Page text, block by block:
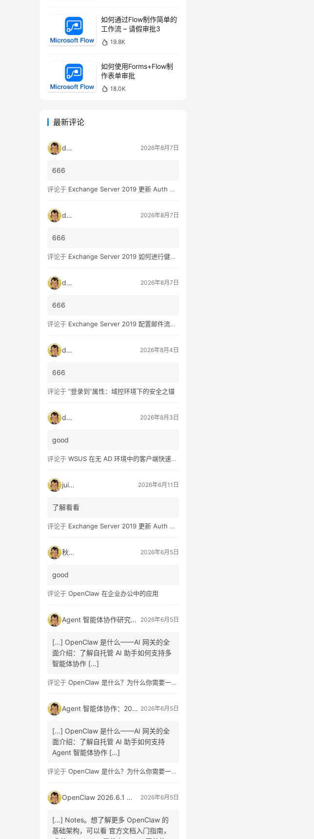
如何通过Flow制作简单的
工作流 – 请假审批3
19.8K
如何使用Forms+Flow制
作表单审批
18.0K
最新评论
dala 2026年8月7日
666
评论于 Exchange Server 2019 更新 Auth Certificate 证书
dala 2026年8月7日
666
评论于 Exchange Server 2019 如何进行健康检查
dala 2026年8月7日
666
评论于 Exchange Server 2019 配置邮件流和客户端访问 – 2
dala 2026年8月4日
666
评论于 “登录到”属性：域控环境下的安全之锚
dala 2026年8月3日
good
评论于 WSUS 在无 AD 环境中的客户端快速配置指南
juice 2026年6月11日
了解看看
评论于 Exchange Server 2019 更新 Auth Certificate 证书
秋日 2026年6月5日
good
评论于 OpenClaw 在企业办公中的应用
Agent 智能体协作研究报告发布：A2A 协议架构设计、信任机制原理、商业链路重构路径与企业组织变革全面解读指南 2026年6月5日
[…] OpenClaw 是什么——AI 网关的全
面介绍：了解自托管 AI 助手如何支持多
智能体协作 […]
评论于 OpenClaw 是什么？为什么你需要一个自托管的 AI 助手？
Agent 智能体协作：2026 最新研究报告发布，A2A 协议、信任机制、商业重构与组织变革全面解读 2026年6月5日
[…] OpenClaw 是什么——AI 网关的全
面介绍：了解自托管 AI 助手如何支持
Agent 智能体协作 […]
评论于 OpenClaw 是什么？为什么你需要一个自托管的 AI 助手？
OpenClaw 2026.6.1 正式版发布：Skill Workshop 与 SQLite 升级指南 2026年6月5日
[…] Notes。想了解更多 OpenClaw 的
基础架构，可以看 官方文档入门指南，